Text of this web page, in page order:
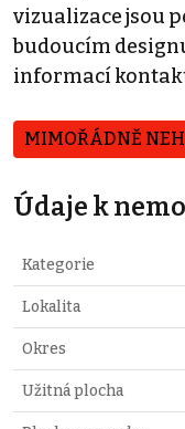
vizualizace jsou
budoucím
informací
MIMOŘÁDNĚ
Údaje k
Kategorie
Lokalita
Okres
Užitná plocha